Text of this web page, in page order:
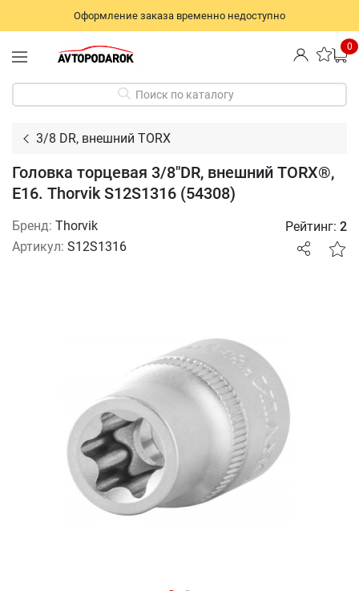
Оформление заказа временно недоступно
0
Поиск по каталогу
3/8 DR, внешний TORX
Головка торцевая 3/8"DR, внешний TORX®,
Е16. Thorvik S12S1316 (54308)
Бренд: Thorvik
Артикул: S12S1316
Рейтинг: 2